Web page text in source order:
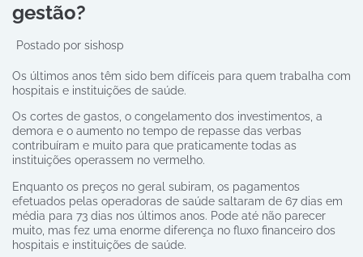
gestão?
Postado por sishosp
Os últimos anos têm sido bem difíceis para quem trabalha com
hospitais e instituições de saúde.
Os cortes de gastos, o congelamento dos investimentos, a
demora e o aumento no tempo de repasse das verbas
contribuíram e muito para que praticamente todas as
instituições operassem no vermelho.
Enquanto os preços no geral subiram, os pagamentos
efetuados pelas operadoras de saúde saltaram de 67 dias em
média para 73 dias nos últimos anos. Pode até não parecer
muito, mas fez uma enorme diferença no fluxo financeiro dos
hospitais e instituições de saúde.